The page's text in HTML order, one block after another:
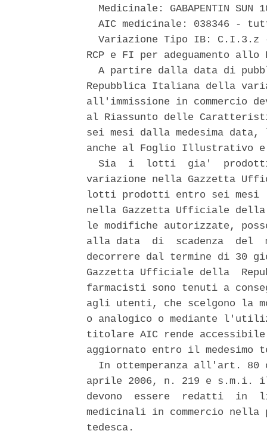
Medicinale: GABAPENTIN SUN
AIC medicinale: 038346 -
Variazione Tipo IB: C.I.3.z
RCP e FI per adeguamento allo
A partire dalla data di
Repubblica Italiana della
all'immissione in commercio
al Riassunto delle
sei mesi dalla medesima
anche al Foglio Illustrativo
Sia  i  lotti  gia'
variazione nella Gazzetta
lotti prodotti entro sei mesi
nella Gazzetta Ufficiale
le modifiche autorizzate,
alla data  di  scadenza  del
decorrere dal termine di 30
Gazzetta Ufficiale della
farmacisti sono tenuti a
agli utenti, che scelgono la
o analogico o mediante
titolare AIC rende
aggiornato entro il medesimo
In ottemperanza all'art. 80
aprile 2006, n. 219 e
devono  essere  redatti  in
medicinali in commercio
tedesca.